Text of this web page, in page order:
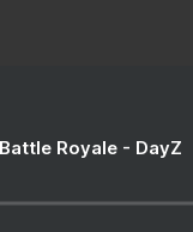
Royale - DayZ